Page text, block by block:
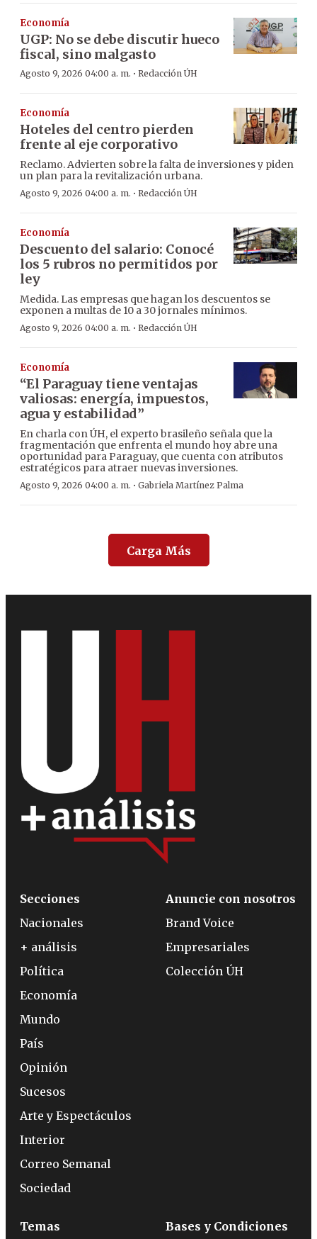
Economía
UGP: No se debe discutir hueco
fiscal, sino malgasto
Agosto 9, 2026 04:00 a. m. · Redacción ÚH
Economía
Hoteles del centro pierden
frente al eje corporativo
Reclamo. Advierten sobre la falta de inversiones y piden
un plan para la revitalización urbana.
Agosto 9, 2026 04:00 a. m. · Redacción ÚH
Economía
Descuento del salario: Conocé
los 5 rubros no permitidos por
ley
Medida. Las empresas que hagan los descuentos se
exponen a multas de 10 a 30 jornales mínimos.
Agosto 9, 2026 04:00 a. m. · Redacción ÚH
Economía
“El Paraguay tiene ventajas
valiosas: energía, impuestos,
agua y estabilidad”
En charla con ÚH, el experto brasileño señala que la
fragmentación que enfrenta el mundo hoy abre una
oportunidad para Paraguay, que cuenta con atributos
estratégicos para atraer nuevas inversiones.
Agosto 9, 2026 04:00 a. m. · Gabriela Martínez Palma
Carga Más
Secciones
Nacionales
+ análisis
Política
Economía
Mundo
País
Opinión
Sucesos
Arte y Espectáculos
Interior
Correo Semanal
Sociedad
Anuncie con nosotros
Brand Voice
Empresariales
Colección ÚH
Temas Bases y Condiciones